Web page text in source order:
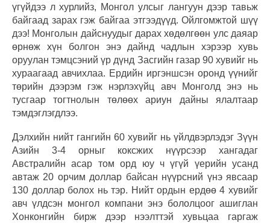
үгүйдээ л хурлийз, Монгол улсыг лангуун дээр тавьж
байгаад зарах гэж байгаа этгээдүүд. Ойлгомжтой шүү
дээ! Монголын дайснуудыг дарах хөдөлгөөн улс даяар
өрнөж хүн болгон энэ дайнд чадлын хэрээр хувь
оруулан тэмцсэний үр дүнд Засгийн газар 90 хувийг нь
хураагаад авчихлаа. Ердийн иргэншсэн оронд үүнийг
төрийн дээрэм гэж нэрлэхүйц авч Монголд энэ нь
тусгаар тогтнолын төлөөх ариун дайны ялалтаар
тэмдэглэгдлээ.
Дэлхийн нийт гангийн 60 хувийг нь үйлдвэрлэдэг Зүүн
Азийн 3-4 орныг коксжих нүүрсээр хангадаг
Австралийн асар том орд юу ч үгүй үерийн усанд
автаж 20 орчим доллар байсан нүүрсний үнэ явсаар
130 доллар болох нь тэр. Нийт ордын ердөө 4 хувийг
авч үлдсэн монгол компани энэ бололцоог ашиглан
Хонконгийн бирж дээр нээлттэй хувьцаа гаргаж